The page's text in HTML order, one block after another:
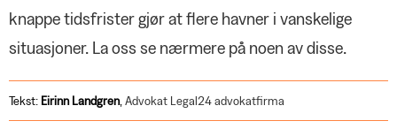
IA-enighet langt på overtid
Tradisjonsrik klubb holder koken
PROFILEN
En å regne med
FAGAKTUELT
Alt om permittering
PRIVATJUSS
knappe tidsfrister gjør at flere havner i vanskelige
situasjoner. La oss se nærmere på noen av disse.
Tekst: EirinnLandgren, Advokat Legal24 advokatfirma